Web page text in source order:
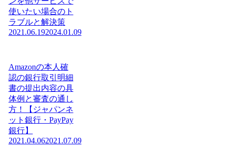
使いたい場合のト
ラブルと解決策
2021.06.192024.01.09
Amazonの本人確
認の銀行取引明細
書の提出内容の具
体例と審査の通し
方！【ジャパンネ
ット銀行・PayPay
銀行】
2021.04.062021.07.09